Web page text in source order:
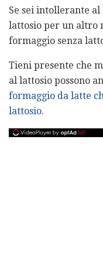
Se sei intollerante
lattosio per un altro
formaggio senza
Tieni presente che
al lattosio possono
formaggio da latte
lattosio.